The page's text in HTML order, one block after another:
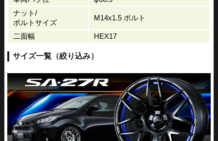
ナット/
ボルトサイズ
M14x1.5 ボルト
二面幅 HEX17
サイズ一覧（絞り込み）